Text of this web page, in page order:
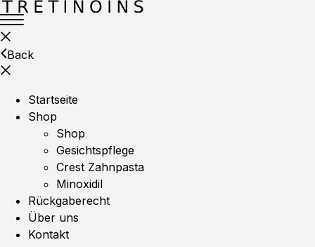
Back
Startseite
Shop
Shop
Gesichtspflege
Crest Zahnpasta
Minoxidil
Rückgaberecht
Über uns
Kontakt